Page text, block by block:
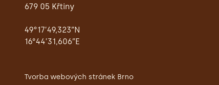
679 05 Křtiny
49°17’49,323″N
16°44’31,606″E
Tvorba webových stránek Brno